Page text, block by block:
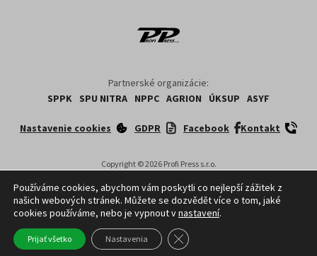
Pricelist 2026
Partnerské organizácie:
Nastavenie cookies GDPR Facebook Kontakt
Copyright ©2026Profi Press s.r.o.
Používáme cookies, abychom vám poskytli co nejlepší zážitek z
našich webových stránek. Můžete se dozvědět více o tom, jaké
cookies používáme, nebo je vypnout vnastavení.
Prijať všetko Nastavenia Close GDPR Cookie Banner